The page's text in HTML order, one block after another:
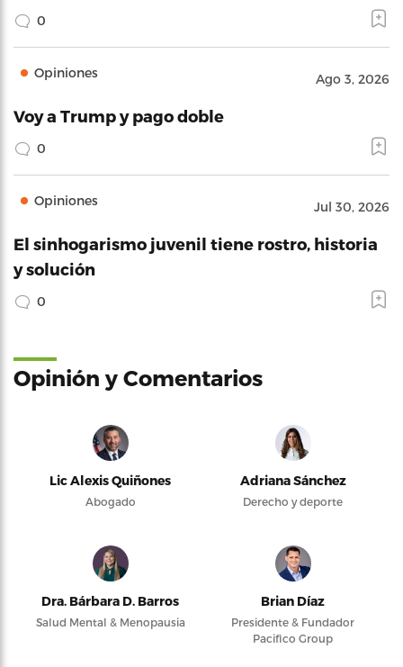
0
Opiniones Ago 3, 2026
Voy a Trump y pago doble
0
Opiniones Jul 30, 2026
El sinhogarismo juvenil tiene rostro, historia
y solución
0
Opinión y Comentarios
Lic Alexis Quiñones
Abogado
Adriana Sánchez
Derecho y deporte
Dra. Bárbara D. Barros
Salud Mental & Menopausia
Brian Díaz
Presidente & Fundador
Pacifico Group